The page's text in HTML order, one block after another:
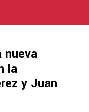
nueva
la
y Juan